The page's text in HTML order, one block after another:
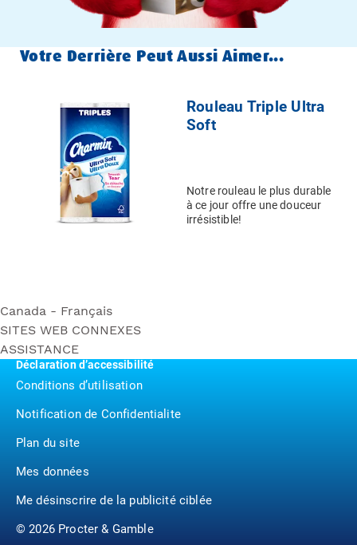
Votre Derrière Peut Aussi Aimer...
Rouleau Triple Ultra
Soft
Notre rouleau le plus durable
à ce jour offre une douceur
irrésistible!
Canada - Français
Rouleau Méga Ultra Soft
Rouleau Triple Ultra Soft
Rouleau Méga Ultra Gentle
Rouleau Méga Essentials Soft
SITES WEB CONNEXES
Bounty
Puffs
P&G BrandSaver
Pampers
ASSISTANCE
Contactez nous
Déclaration d’accessibilité
Conditions d’utilisation
Notification de Confidentialite
Plan du site
Mes données
Me désinscrire de la publicité ciblée
©2026Procter & Gamble